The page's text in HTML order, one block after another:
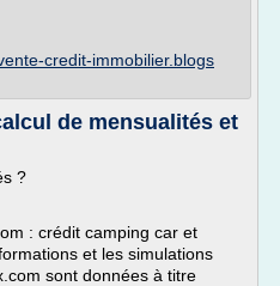
credit-immobilier.blogs
de mensualités et
?
: crédit camping car et
et les simulations
sont données à titre